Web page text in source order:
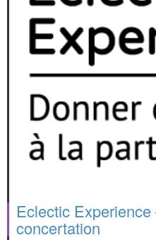
Eclectic
concertation